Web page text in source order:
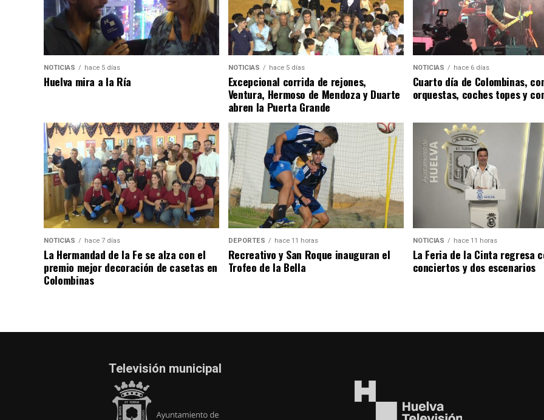
NOTICIAS hace 5 días
Huelva mira a la Ría
NOTICIAS hace 5 días
Excepcional corrida de rejones,
Ventura, Hermoso de Mendoza y Duarte
abren la Puerta Grande
NOTICIAS hace 6 días
Cuarto día de Colombinas,
orquestas, coches topes y
NOTICIAS hace 7 días
La Hermandad de la Fe se alza con el
premio mejor decoración de casetas en
Colombinas
DEPORTES hace 11 horas
Recreativo y San Roque inauguran el
Trofeo de la Bella
NOTICIAS hace 11 horas
La Feria de la Cinta regresa
conciertos y dos escenarios
Televisión municipal